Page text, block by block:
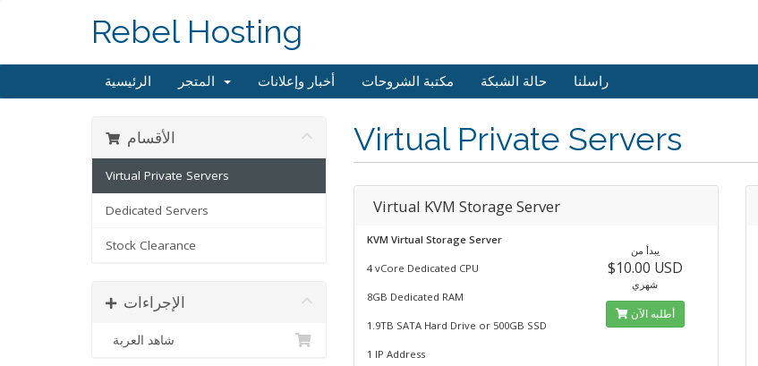
Rebel Hosting
الرئيسية أخبار وإعلانات مكتبة الشروحات حالة الشبكة راسلنا
Virtual Private Servers الأقسام
Virtual Private Servers
Dedicated Servers
Stock Clearance
الإجراءات
شاهد العربة
Virtual KVM Storage Server
KVM Virtual Storage Server
4 vCore Dedicated CPU
8GB Dedicated RAM
1.9TB SATA Hard Drive or 500GB SSD
1 IP Address
يبدأ من
$10.00 USD
شهري
أطلبه الآن